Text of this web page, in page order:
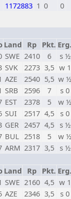
1172883 1 0 0
Land Rp Pkt. Erg.
SWE 2410 6
s ½
SVK 2273 3,5 w 1
AZE 2540 5,5 w ½
SRB 2596 7
s 0
EST 2378 5
w ½
SUI 2517 4,5
s 0
GER 2457 4,5
s ½
BUL 2518 5
w ½
ARM 2317 3,5
s ½
Land Rp Pkt. Erg.
SWE 2160 4,5 w 1
AZE 2346 3,5
s 0